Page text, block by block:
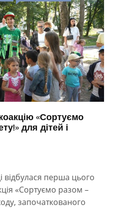
«Сортуємо
для дітей і
відбулася перша цього
«Сортуємо разом –
започаткованого